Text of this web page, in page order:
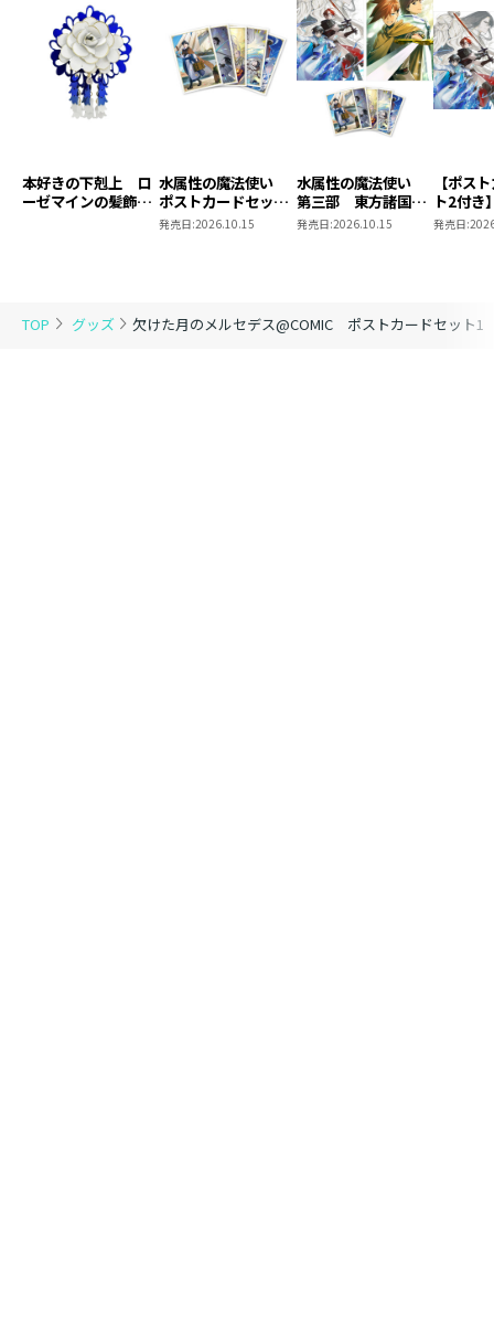
TOP グッズ 欠けた月のメルセデス@COMIC ポストカードセット1
本好きの下剋上 ロ
ーゼマインの髪飾り
水属性の魔法使い
ポストカードセット
2
発売日:2026.10.15
水属性の魔法使い
第三部 東方諸国編
8 同時発売まとめ
発売日:2026.10.15
【ポス
ト2付き
魔法使
発売日: